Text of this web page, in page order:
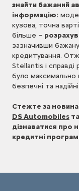
знайти бажаний
інформацію:
кузова, точна
більше –
зазначивши
кредитування.
Stellantis і справді
було максимально
безпечні та
Стежте за
DS Automobiles та
дізнаватися про
кредитні